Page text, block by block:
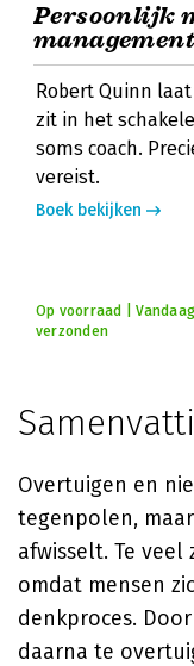
Persoonlijk
management
Robert Quinn
zit in het
soms coach.
vereist.
Boek bekijken
Op voorraad |
verzonden
Overtuigen en
tegenpolen,
afwisselt. Te
omdat mensen
denkproces.
daarna te